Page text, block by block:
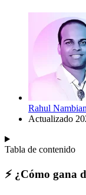
Rahul
Actualizado
Tabla de contenido
⚡️ ¿Cómo gana